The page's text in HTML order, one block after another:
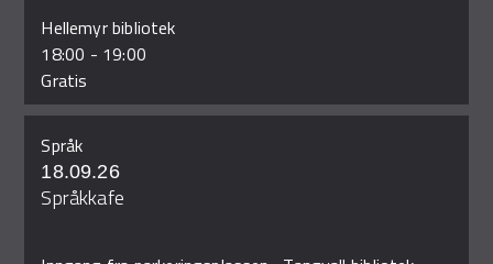
Hellemyr bibliotek
18:00 - 19:00
Gratis
Språk
18.09.26
Språkkafe